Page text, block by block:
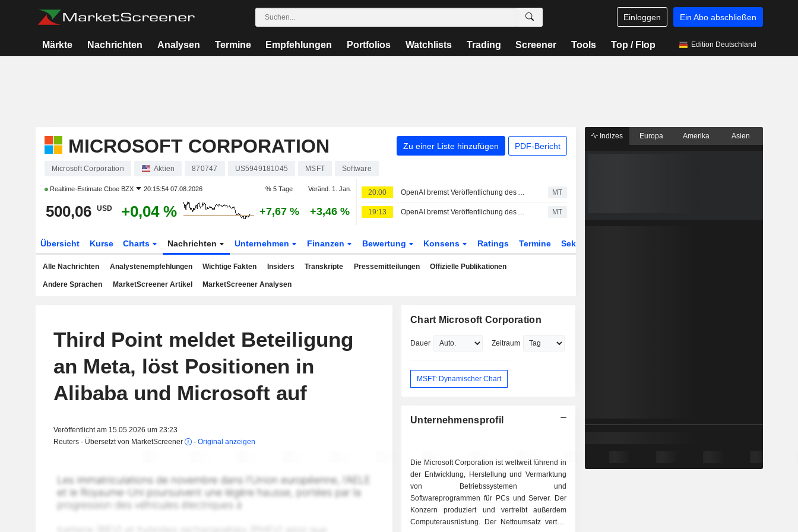
Einloggen Ein Abo abschließen
Märkte Nachrichten Analysen Termine Empfehlungen Portfolios Watchlists Trading Screener Tools Top / Flop Edition Deutschland
MICROSOFT CORPORATION Zu einer Liste hinzufügen PDF-Bericht
Microsoft Corporation Aktien 870747 US5949181045 MSFT Software
Realtime-Estimate Cboe BZX 20:15:54 07.08.2026 % 5 Tage Veränd. 1. Jan.
500,06 USD +0,04 % +7,67 % +3,46 %
20:00 OpenAI bremst Veröffentlichung des Astra-Modells wegen Cyberbedenken MT
19:13 OpenAI bremst Veröffentlichung des Astra-Modells wegen Cyberbedenken MT
Übersicht Kurse Charts Nachrichten Unternehmen Finanzen Bewertung Konsens Ratings Termine Sektor
Alle Nachrichten Analystenempfehlungen Wichtige Fakten Insiders Transkripte Pressemitteilungen Offizielle Publikationen
Andere Sprachen MarketScreener Artikel MarketScreener Analysen
Third Point meldet Beteiligung
an Meta, löst Positionen in
Alibaba und Microsoft auf
Veröffentlicht am 15.05.2026 um 23:23
Reuters - Übersetzt von MarketScreener
- Original anzeigen
Chart Microsoft Corporation
Dauer Zeitraum
MSFT: Dynamischer Chart
Unternehmensprofil
Die Microsoft Corporation ist weltweit führend in
der Entwicklung, Herstellung und Vermarktung
von Betriebssystemen und
Softwareprogrammen für PCs und Server. Der
Konzern produziert und vertreibt außerdem
Computerausrüstung. Der Nettoumsatz verteilt
Indizes Europa Amerika Asien